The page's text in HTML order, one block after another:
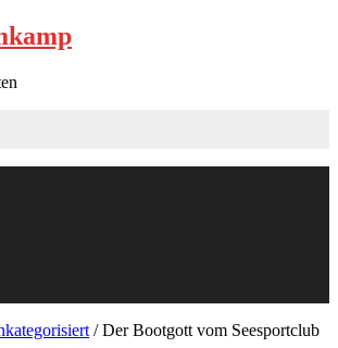
/ Der Bootgott vom Seesportclub